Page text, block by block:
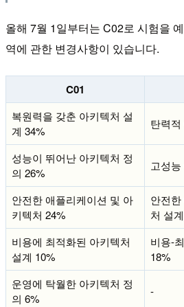
올해 7월 1일부터는 C02로 시험을
역에 관한 변경사항이 있습니다.
C01
복원력을 갖춘 아키텍처 설
계 34%
탄력
성능이 뛰어난 아키텍처 정
의 26%
고성
안전한 애플리케이션 및 아
키텍처 24%
안전
처 설
비용에 최적화된 아키텍처
설계 10%
비용-
18%
운영에 탁월한 아키텍처 정
의 6%
-